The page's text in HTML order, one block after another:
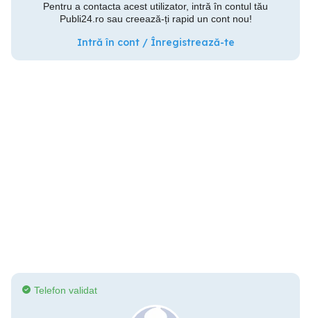
Pentru a contacta acest utilizator, intră în contul tău
Publi24.ro sau creează-ți rapid un cont nou!
Intră în cont / Înregistrează-te
Telefon validat